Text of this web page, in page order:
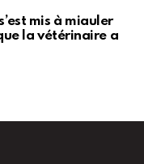
mis à miauler
la vétérinaire a